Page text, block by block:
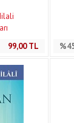
99,00TL